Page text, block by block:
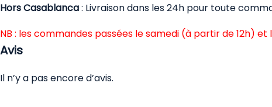
Hors Casablanca: Livraison dans les 24h pour toute
NB : les commandes passées le samedi (à partir de 12h)
Avis
Il n’y a pas encore d’avis.